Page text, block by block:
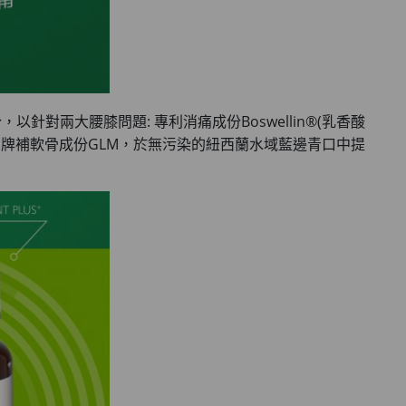
以針對兩大腰膝問題: 專利消痛成份Boswellin®(乳香酸
補軟骨成份GLM，於無污染的紐西蘭水域藍邊青口中提